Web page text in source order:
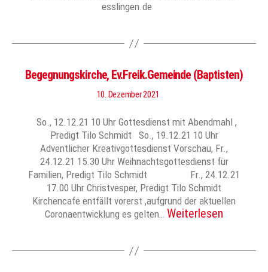
esslingen.de
Begegnungskirche, Ev.Freik.Gemeinde (Baptisten)
10. Dezember 2021
So., 12.12.21 10 Uhr Gottesdienst mit Abendmahl ,
Predigt Tilo Schmidt So., 19.12.21 10 Uhr
Adventlicher Kreativgottesdienst Vorschau, Fr.,
24.12.21 15.30 Uhr Weihnachtsgottesdienst für
Familien, Predigt Tilo Schmidt Fr., 24.12.21
17.00 Uhr Christvesper, Predigt Tilo Schmidt
Kirchencafe entfällt vorerst ,aufgrund der aktuellen
Coronaentwicklung es gelten… Weiterlesen